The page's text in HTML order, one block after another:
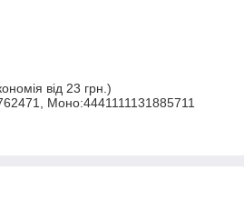
від 23 грн.)
Моно:4441111131885711